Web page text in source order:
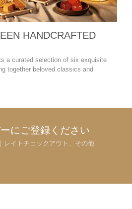
HANDCRAFTED
a curated selection of six exquisite
together beloved classics and
にご登録ください
レイトチェックアウト、その他